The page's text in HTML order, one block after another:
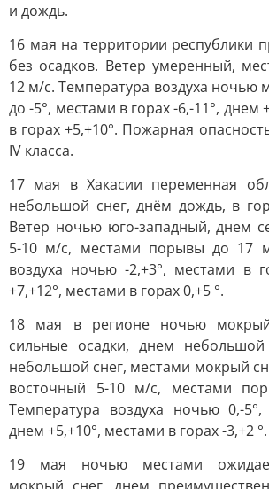
и дождь.
16 мая на территории республики
без осадков. Ветер умеренный,
12 м/с. Температура воздуха ночью
до -5°, местами в горах -6,-11°, днем
в горах +5,+10°. Пожарная
IV класса.
17 мая в Хакасии переменная
небольшой снег, днём дождь, в
Ветер ночью юго-западный, днем
5-10 м/с, местами порывы до 17
воздуха ночью -2,+3°, местами в
+7,+12°, местами в горах 0,+5 °.
18 мая в регионе ночью
сильные осадки, днем
небольшой снег, местами мокрый
восточный 5-10 м/с, местами
Температура воздуха ночью 0,-5°,
днем +5,+10°, местами в горах -3,+2 °.
19 мая ночью местами